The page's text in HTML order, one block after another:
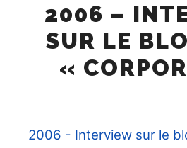
2006 –
SUR LE
«
2006 - Interview sur le